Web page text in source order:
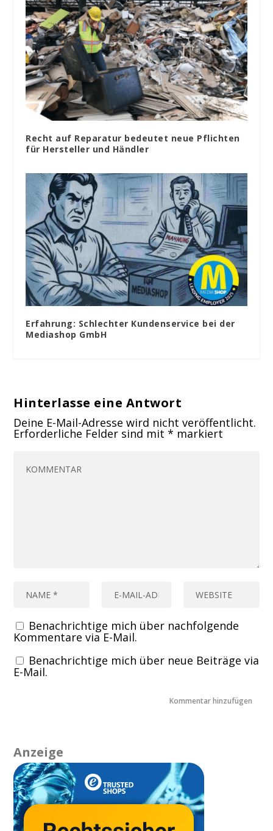
Recht auf Reparatur bedeutet neue Pflichten
für Hersteller und Händler
Erfahrung: Schlechter Kundenservice bei der
Mediashop GmbH
Hinterlasse eine Antwort
Deine E-Mail-Adresse wird nicht veröffentlicht.
Erforderliche Felder sind mit* markiert
Benachrichtige mich über nachfolgende
Kommentare via E-Mail.
Benachrichtige mich über neue Beiträge via
E-Mail.
Anzeige